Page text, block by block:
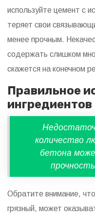
используйте цемент с
теряет свои
менее прочным.
содержать слишком
скажется на конечном
Правильное
ингредиентов
количество
бетона
Обратите внимание,
грязный, может